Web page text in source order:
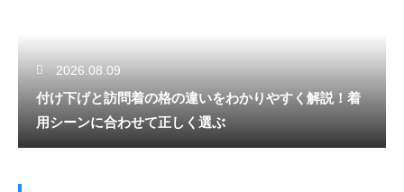
2026.08.09
付け下げと訪問着の格の違いをわかりやすく解説！着
用シーンに合わせて正しく選ぶ